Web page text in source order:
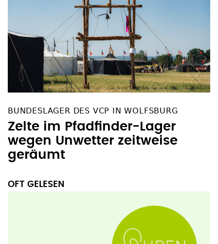
BUNDESLAGER DES VCP IN WOLFSBURG
Zelte im Pfadfinder-Lager
wegen Unwetter zeitweise
geräumt
OFT GELESEN